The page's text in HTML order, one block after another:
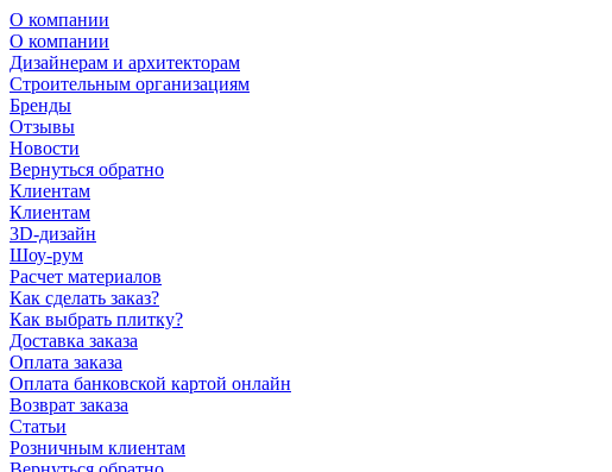
О компании
О компании
Дизайнерам и архитекторам
Строительным организациям
Бренды
Отзывы
Новости
Вернуться обратно
Клиентам
Клиентам
3D-дизайн
Шоу-рум
Расчет материалов
Как сделать заказ?
Как выбрать плитку?
Доставка заказа
Оплата заказа
Оплата банковской картой онлайн
Возврат заказа
Статьи
Розничным клиентам